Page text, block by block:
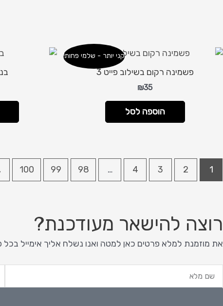
קני יותר - שלמי פחות!
פשמינה רקום בשילוב פייט 3
₪35
הוספה לסל
1
2
3
4
…
98
99
100
רוצה להישאר מעודכנת?
את מוזמנת למלא פרטים כאן למטה ואנו נשלח אליך אימייל
מלא